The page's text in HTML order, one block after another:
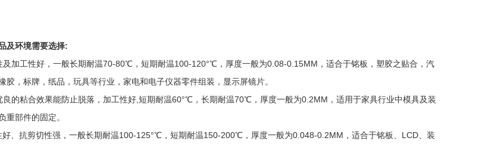
及环境需要选择:
及加工性好，一般长期耐温70-80℃，短期耐温100-120°℃，厚度一般为0.08-0.15MM，适合于铭板，塑胶之贴合，汽
胶，标牌，纸品，玩具等行业，家电和电子仪器零件组装，显示屏镜片。
良的粘合效果能防止脱落，加工性好,短期耐温60°℃，长期耐温70℃，厚度一般为0.2MM，适用于家具行业中模具及装
重部件的固定。
好、抗剪切性强，一般长期耐温100-125°℃，短期耐温150-200℃，厚度一般为0.048-0.2MM，适合于铭板、LCD、装